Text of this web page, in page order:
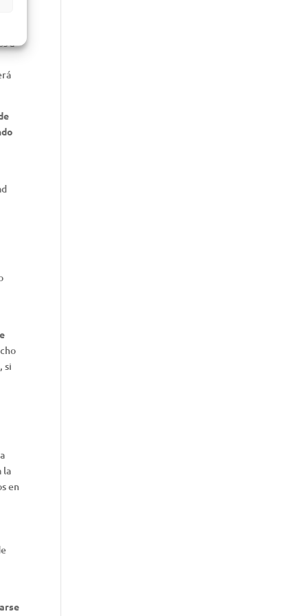
a
si
la
en